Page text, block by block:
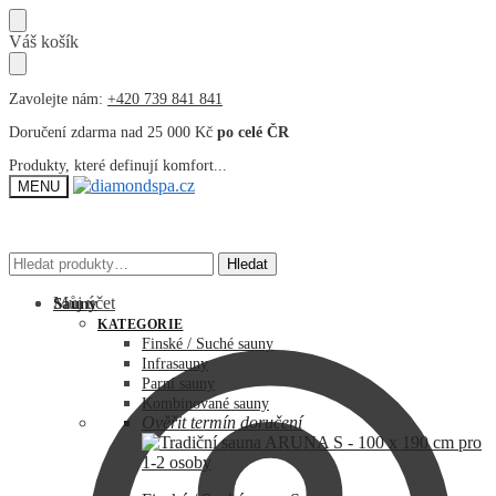
Přeskočit
na
navigaci
Přeskočit
na
obsah
Váš košík
Zavolejte nám: +420 739 841 841
Doručení zdarma nad 25 000 Kč po celé ČR
Produkty, které definují komfort...
MENU
Hledat: Hledat
Můj účet
Hledat: Hledat
Sauny
KATEGORIE
Finské / Suché sauny
Infrasauny
Parní sauny
Kombinované sauny
Ověřit termín doručení